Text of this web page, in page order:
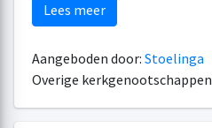
Lees meer
Aangeboden door: Stoelinga
Overige kerkgenootschappen